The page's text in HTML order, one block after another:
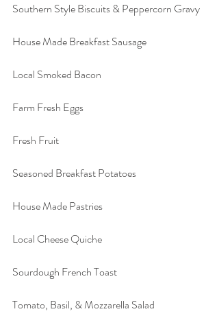
Southern Style Biscuits & Peppercorn Gravy
House Made Breakfast Sausage
Local Smoked Bacon
Farm Fresh Eggs
Fresh Fruit
Seasoned Breakfast Potatoes
House Made Pastries
Local Cheese Quiche
Sourdough French Toast
Tomato, Basil, & Mozzarella Salad